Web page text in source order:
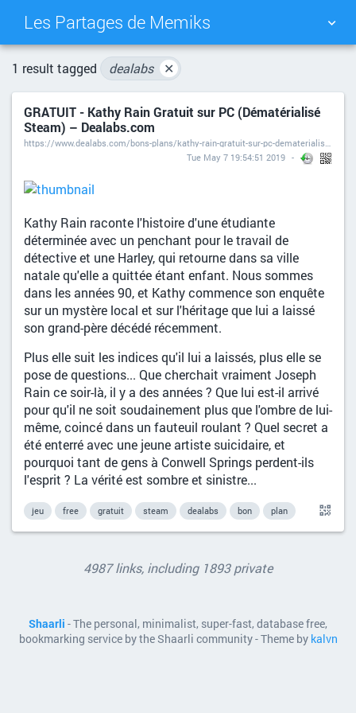
Les Partages de Memiks
TAG CLOUD
DAILY SEARCH
1 result tagged dealabs ✕
GRATUIT - Kathy Rain Gratuit sur PC (Dématérialisé
Steam) – Dealabs.com
https://www.dealabs.com/bons-plans/kathy-rain-gratuit-sur-pc-dematerialise-steam-1591019
Tue May 7 19:54:51 2019
Kathy Rain raconte l'histoire d'une étudiante
déterminée avec un penchant pour le travail de
détective et une Harley, qui retourne dans sa ville
natale qu'elle a quittée étant enfant. Nous sommes
dans les années 90, et Kathy commence son enquête
sur un mystère local et sur l'héritage que lui a laissé
son grand-père décédé récemment.
Plus elle suit les indices qu'il lui a laissés, plus elle se
pose de questions... Que cherchait vraiment Joseph
Rain ce soir-là, il y a des années ? Que lui est-il arrivé
pour qu'il ne soit soudainement plus que l'ombre de lui-
même, coincé dans un fauteuil roulant ? Quel secret a
été enterré avec une jeune artiste suicidaire, et
pourquoi tant de gens à Conwell Springs perdent-ils
l'esprit ? La vérité est sombre et sinistre...
jeu free gratuit steam dealabs bon plan
4987 links, including 1893 private
Shaarli - The personal, minimalist, super-fast, database free,
bookmarking service by the Shaarli community - Theme by kalvn